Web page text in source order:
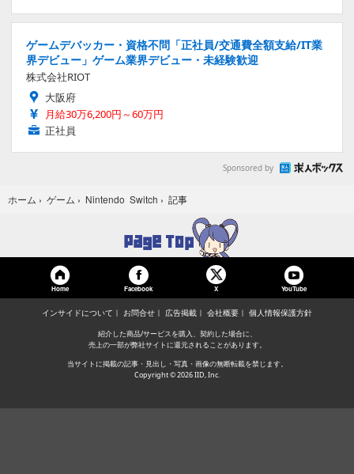
ゲームデバッカー・資格不問「正社員/交通費全額支給/IT業
界デビュー」ゲーム業界デビュー・未経験歓迎
株式会社RIOT
大阪府
月給30万6,200円～60万円
正社員
Sponsored by
ホーム › ゲーム › Nintendo Switch › 記事
Home Facebook X YouTube
インサイドについて お問合せ 広告掲載 会社概要 個人情報保護方針
紹介した商品/サービスを購入、契約した場合に、
売上の一部が弊社サイトに還元されることがあります。
当サイトに掲載の記事・見出し・写真・画像の無断転載を禁じます。
Copyright © 2026 IID, Inc.